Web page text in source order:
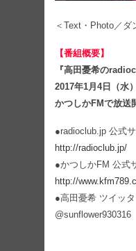
＜Text・Photo／ダ
【番組概要】
『高田憂希の
2017年1月4日（水
かつしかFMで放送
●radioclub.jp 公式
http://radioclub.jp/
●かつしかFM 公式
http://
●高田憂希 ツイッ
@sunflower930316